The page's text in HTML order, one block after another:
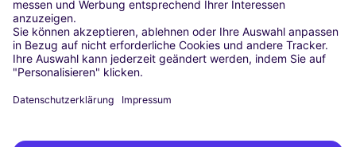
Mailand
Rom
Turin
Wien
Berlin
Düsseldorf